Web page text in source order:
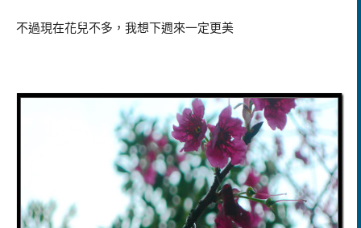
不過現在花兒不多，我想下週來一定更美